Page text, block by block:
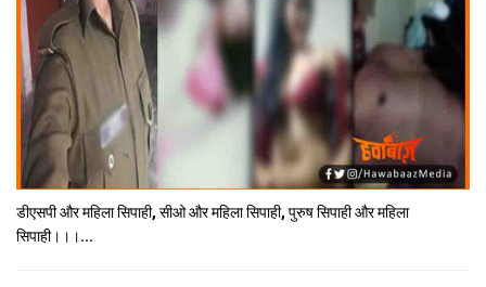
डीएसपी और महिला सिपाही, सीओ और महिला सिपाही, पुरुष सिपाही और महिला
सिपाही।।।...